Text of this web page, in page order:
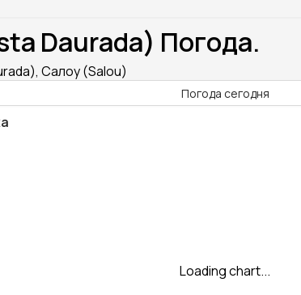
Daurada) Погода.
Салоу (Salou)
Погода сегодня
Loading chart...